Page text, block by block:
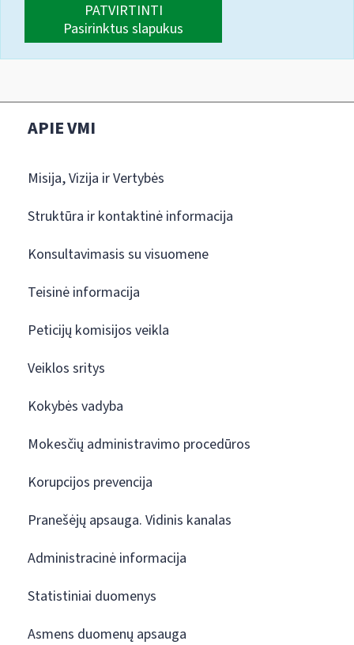
PATVIRTINTI
Pasirinktus slapukus
APIE VMI
Misija, Vizija ir Vertybės
Struktūra ir kontaktinė informacija
Konsultavimasis su visuomene
Teisinė informacija
Peticijų komisijos veikla
Veiklos sritys
Kokybės vadyba
Mokesčių administravimo procedūros
Korupcijos prevencija
Pranešėjų apsauga. Vidinis kanalas
Administracinė informacija
Statistiniai duomenys
Asmens duomenų apsauga